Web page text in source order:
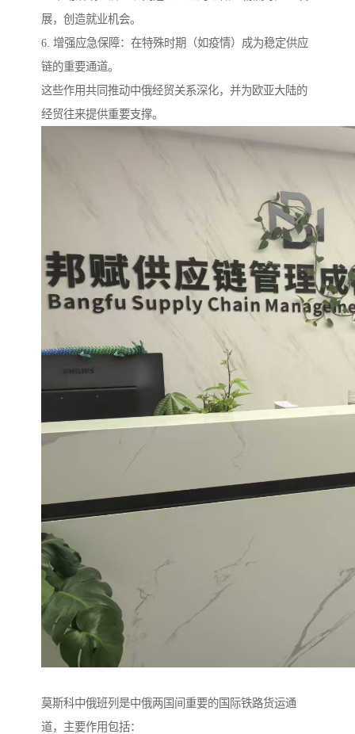
展，创造就业机会。
6. 增强应急保障：在特殊时期（如疫情）成为稳定供应
链的重要通道。
这些作用共同推动中俄经贸关系深化，并为欧亚大陆的
经贸往来提供重要支撑。
莫斯科中俄班列是中俄两国间重要的国际铁路货运通
道，主要作用包括：